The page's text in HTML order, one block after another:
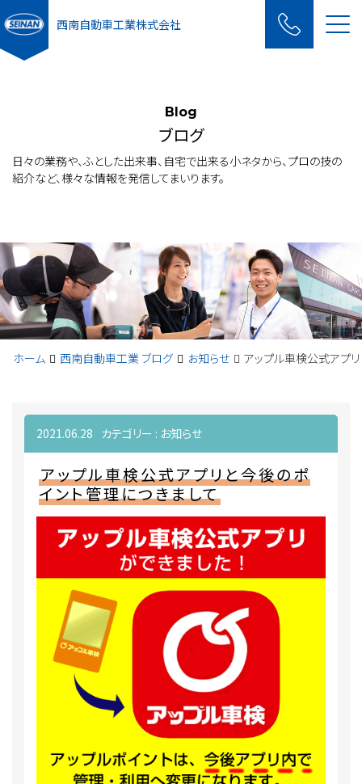
西南自動車工業株式会社
Blog
ブログ
日々の業務や、ふとした出来事、自宅で出来る小ネタから、プロの技の
紹介など、様々な情報を発信してまいります。
ホーム 西南自動車工業 ブログ お知らせ アップル車検公式アプ
2021.06.28 カテゴリー : お知らせ
アップル車検公式アプリと今後のポ
イント管理につきまして